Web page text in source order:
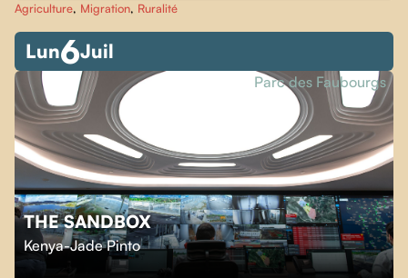
Agriculture, Migration, Ruralité
Lun6Juil
THE SANDBOX
Kenya-Jade Pinto
Parc des Faubourgs